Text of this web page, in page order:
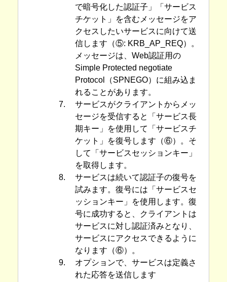
で暗号化した認証子」「サービス
チケット」を含むメッセージをア
クセスしたいサービスに向けて送
信します（⑤: KRB_AP_REQ）。
メッセージは、Web認証用の
Simple Protected negotiate
Protocol（SPNEGO）に組み込ま
れることがあります。
7.
サービスがクライアントからメッ
セージを受信すると「サービス長
期キー」を使用して「サービスチ
ケット」を復号します（⑥）。そ
して「サービスセッションキー」
を取得します。
8.
サービスは続いて認証子の復号を
試みます。復号には「サービスセ
ッションキー」を使用します。復
号に成功すると、クライアントは
サービスに対し認証済みとなり、
サービスにアクセスできるように
なります（⑥）。
9.
オプションで、サービスは定義さ
れた応答を送信します